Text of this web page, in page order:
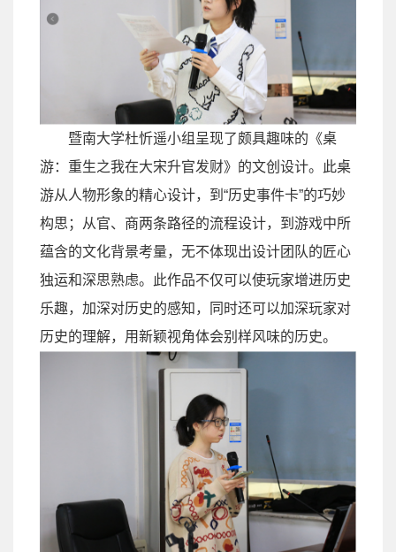
暨南大学杜忻遥小组呈现了颇具趣味的《桌
游：重生之我在大宋升官发财》的文创设计。此桌
游从人物形象的精心设计，到 “历史事件卡”的巧妙
构思；从官、商两条路径的流程设计，到游戏中所
蕴含的文化背景考量，无不体现出设计团队的匠心
独运和深思熟虑。此作品不仅可以使玩家增进历史
乐趣，加深对历史的感知，同时还可以加深玩家对
历史的理解，用新颖视角体会别样风味的历史。